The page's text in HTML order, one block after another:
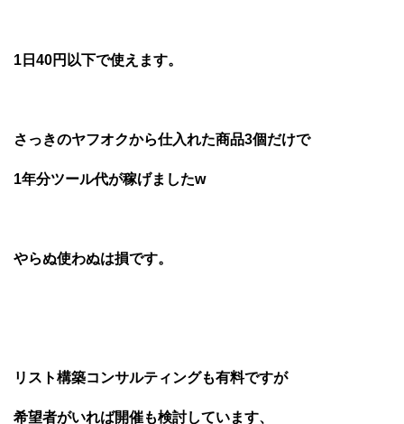
1日40円以下で使えます。
さっきのヤフオクから仕入れた商品3個だけで
1年分ツール代が稼げましたw
やらぬ使わぬは損です。
リスト構築コンサルティングも有料ですが
希望者がいれば開催も検討しています、